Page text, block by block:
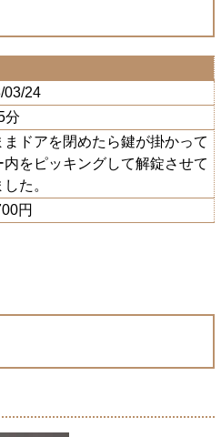
03/24
分
まドアを閉めたら鍵が掛かって
をピッキングして解錠させて
た。
円